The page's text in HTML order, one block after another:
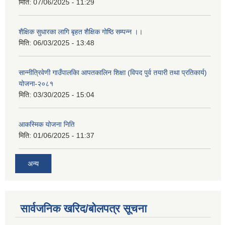
मिति: 07/06/2025 - 11:29
शैक्षिक सुधारका लागि बृहत शैक्षिक गोष्ठि सम्पन्न ।।
मिति: 06/03/2025 - 13:48
सान्नीत्रिवेणी गाउँपालकिा आपतकालिन शिक्षा (विपद पुर्व तयारी तथा प्रतिकार्य)
योजना-२०८१
मिति: 03/30/2025 - 15:04
आकस्मिक योजना निति
मिति: 01/06/2025 - 11:37
अन्य
सार्वजनिक खरिद/बोलपत्र सूचना